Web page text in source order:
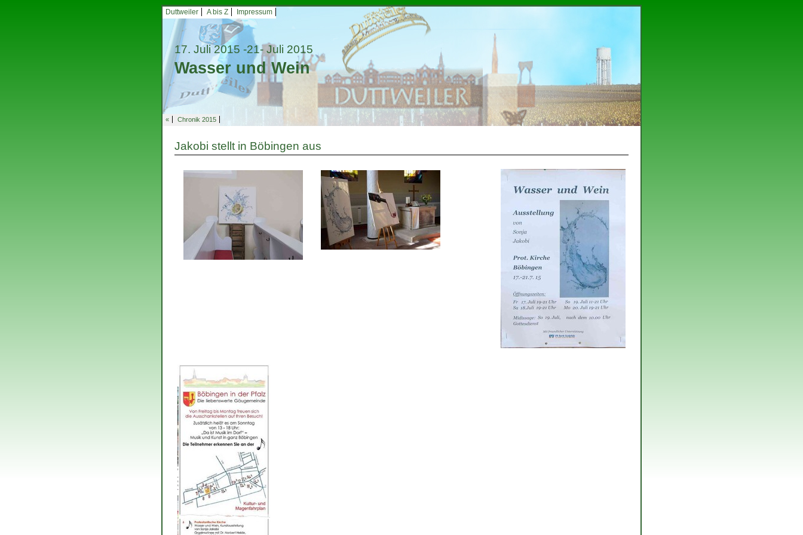
Duttweiler A bis Z Impressum
17. Juli 2015 -21- Juli 2015
Wasser und Wein
« Chronik 2015
Jakobi stellt in Böbingen aus